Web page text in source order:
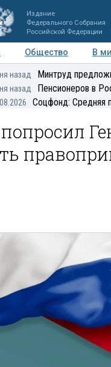
Издание
Федерального Собрания
Российской Федерации
Общество В
Мнения Регионы
назад Минтруд
назад Пенсионеров в
Соцфонд: Средняя